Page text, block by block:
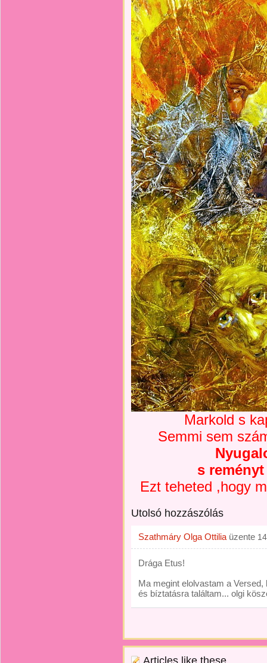
Markold s
Semmi sem
s
Ezt teheted ,hogy
Utolsó hozzászólás
Szathmáry Olga Ottilia üzente
Drága Etus!
Ma megint elolvastam a
és bíztatásra találtam... olgi
Articles like these